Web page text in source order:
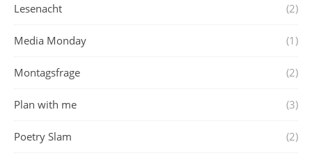
Lesenacht (2)
Media Monday (1)
Montagsfrage (2)
Plan with me (3)
Poetry Slam (2)